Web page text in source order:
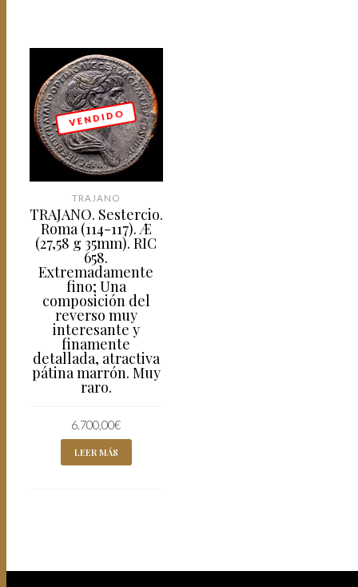
V E N D I D O
TRAJANO
TRAJANO. Sestercio.
Roma (114-117). Æ
(27,58 g 35mm). RIC
658.
Extremadamente
fino; Una
composición del
reverso muy
interesante y
finamente
detallada, atractiva
pátina marrón. Muy
raro.
6.700,00€
LEER MÁS